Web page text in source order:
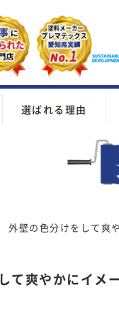
選ばれる理由
外壁の色分けをして爽
て爽やかにイメ